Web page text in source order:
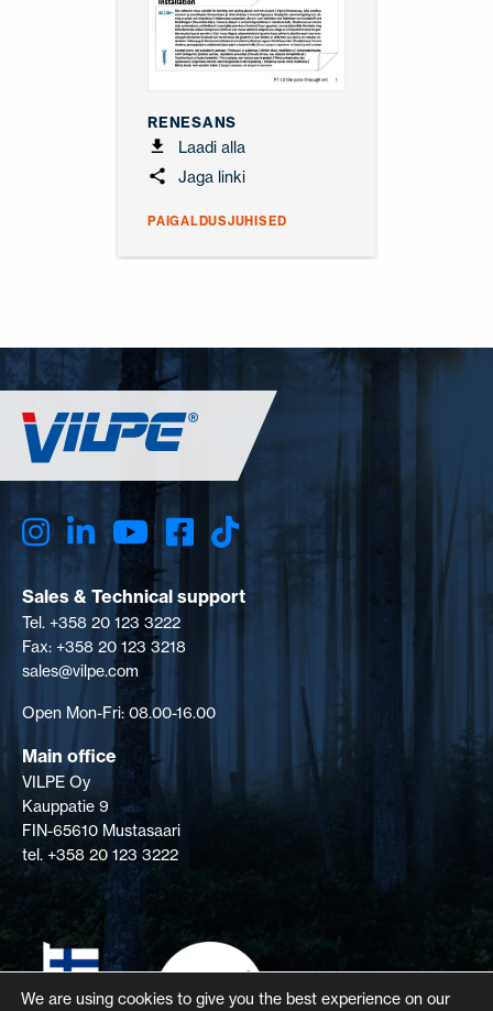
RENESANS
Laadi alla
Jaga linki
PAIGALDUSJUHISED
Sales & Technical support
Tel. +358 20 123 3222
Fax: +358 20 123 3218
sales@vilpe.com
Open Mon-Fri: 08.00-16.00
Main office
VILPE Oy
Kauppatie 9
FIN-65610 Mustasaari
tel. +358 20 123 3222
We are using cookies to give you the best experience on our